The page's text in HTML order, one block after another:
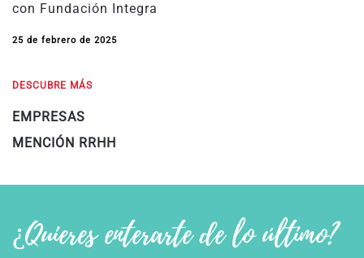
con Fundación Integra
25 de febrero de 2025
DESCUBRE MÁS
EMPRESAS
MENCIÓN RRHH
¿Quieres enterarte de lo último?